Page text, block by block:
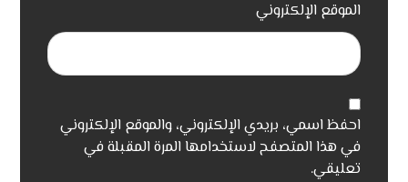
الموقع الإلكتروني
احفظ اسمي، بريدي الإلكتروني، والموقع الإلكتروني
في هذا المتصفح لاستخدامها المرة المقبلة في
تعليقي.